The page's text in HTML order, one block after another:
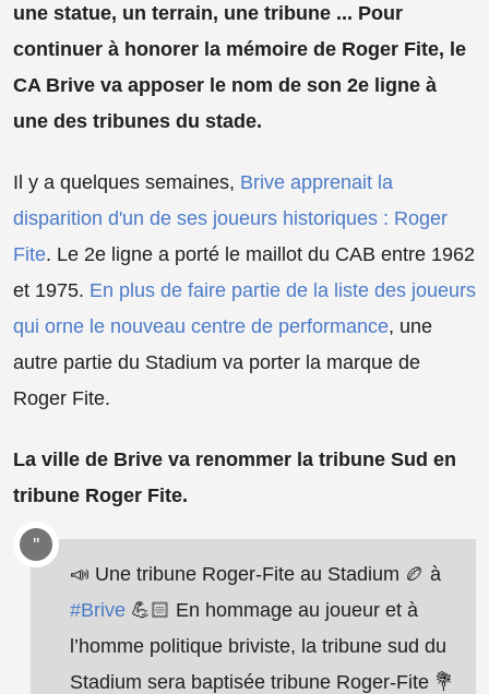
une statue, un terrain, une tribune ... Pour
continuer à honorer la mémoire de Roger Fite, le
CA Brive va apposer le nom de son 2e ligne à
une des tribunes du stade.
Il y a quelques semaines, Brive apprenait la
disparition d'un de ses joueurs historiques : Roger
Fite. Le 2e ligne a porté le maillot du CAB entre 1962
et 1975. En plus de faire partie de la liste des joueurs
qui orne le nouveau centre de performance, une
autre partie du Stadium va porter la marque de
Roger Fite.
La ville de Brive va renommer la tribune Sud en
tribune Roger Fite.
📣 Une tribune Roger-Fite au Stadium 🏉 à
#Brive 💪🏻 En hommage au joueur et à
l’homme politique briviste, la tribune sud du
Stadium sera baptisée tribune Roger-Fite 💐